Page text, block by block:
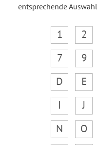
entsprechende
1 2
7
9
D
E
I
J
N
O